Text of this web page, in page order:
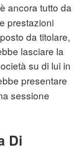
è ancora tutto da
prestazioni
da titolare,
lasciare la
su di lui in
presentare
sessione
Di